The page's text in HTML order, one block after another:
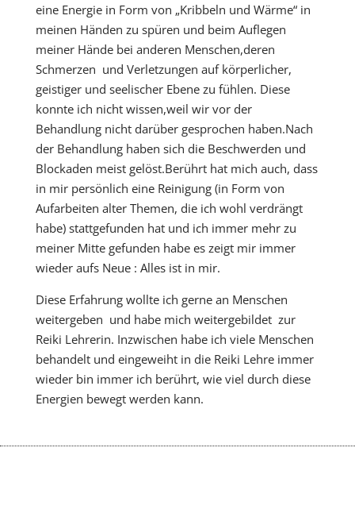
eine Energie in Form von „Kribbeln und Wärme“ in
meinen Händen zu spüren und beim Auflegen
meiner Hände bei anderen Menschen,deren
Schmerzen und Verletzungen auf körperlicher,
geistiger und seelischer Ebene zu fühlen. Diese
konnte ich nicht wissen,weil wir vor der
Behandlung nicht darüber gesprochen haben.Nach
der Behandlung haben sich die Beschwerden und
Blockaden meist gelöst.Berührt hat mich auch, dass
in mir persönlich eine Reinigung (in Form von
Aufarbeiten alter Themen, die ich wohl verdrängt
habe) stattgefunden hat und ich immer mehr zu
meiner Mitte gefunden habe es zeigt mir immer
wieder aufs Neue : Alles ist in mir.
Diese Erfahrung wollte ich gerne an Menschen
weitergeben und habe mich weitergebildet zur
Reiki Lehrerin. Inzwischen habe ich viele Menschen
behandelt und eingeweiht in die Reiki Lehre immer
wieder bin immer ich berührt, wie viel durch diese
Energien bewegt werden kann.